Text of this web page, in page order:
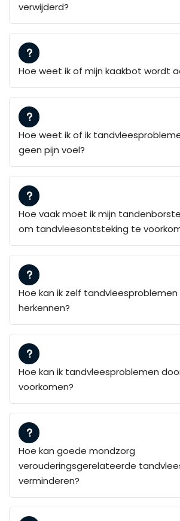
verwijderd?
Hoe weet ik of mijn kaakbot wordt
Hoe weet ik of ik
geen pijn voel?
Hoe vaak moet ik mijn
om tandvleesontsteking te
Hoe kan ik zelf
herkennen?
Hoe kan ik tandvleesproblemen
voorkomen?
Hoe kan goede mondzorg
verouderingsgerelateerde
verminderen?